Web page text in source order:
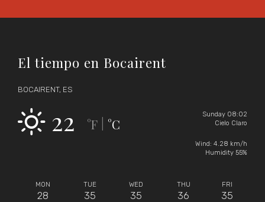
El tiempo en Bocairent
BOCAIRENT, ES
Sunday 08:02
Cielo Claro
Wind: 4.28 km/h
Humidity 55%
22 °F °C
MON
28
TUE
35
WED
35
THU
36
FRI
35